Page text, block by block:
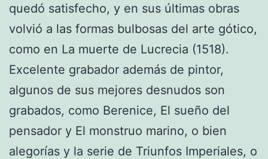
quedó satisfecho, y en sus últimas obras
volvió a las formas bulbosas del arte gótico,
como en La muerte de Lucrecia (1518).
Excelente grabador además de pintor,
algunos de sus mejores desnudos son
grabados, como Berenice, El sueño del
pensador y El monstruo marino, o bien
alegorías y la serie de Triunfos Imperiales, o